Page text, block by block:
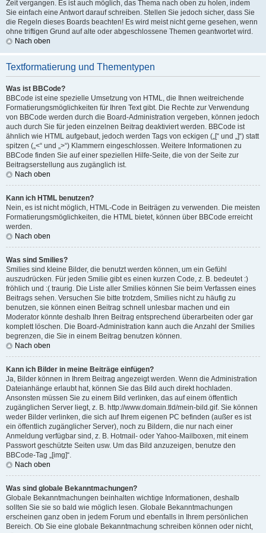
Zeit vergangen. Es ist auch möglich, das Thema nach oben zu holen, indem
Sie einfach eine Antwort darauf schreiben. Stellen Sie jedoch sicher, dass Sie
die Regeln dieses Boards beachten! Es wird meist nicht gerne gesehen, wenn
ohne triftigen Grund auf alte oder abgeschlossene Themen geantwortet wird.
Nach oben
Textformatierung und Thementypen
Was ist BBCode?
BBCode ist eine spezielle Umsetzung von HTML, die Ihnen weitreichende
Formatierungsmöglichkeiten für Ihren Text gibt. Die Rechte zur Verwendung
von BBCode werden durch die Board-Administration vergeben, können jedoch
auch durch Sie für jeden einzelnen Beitrag deaktiviert werden. BBCode ist
ähnlich wie HTML aufgebaut, jedoch werden Tags von eckigen („[“ und „]“) statt
spitzen („<“ und „>“) Klammern eingeschlossen. Weitere Informationen zu
BBCode finden Sie auf einer speziellen Hilfe-Seite, die von der Seite zur
Beitragserstellung aus zugänglich ist.
Nach oben
Kann ich HTML benutzen?
Nein, es ist nicht möglich, HTML-Code in Beiträgen zu verwenden. Die meisten
Formatierungsmöglichkeiten, die HTML bietet, können über BBCode erreicht
werden.
Nach oben
Was sind Smilies?
Smilies sind kleine Bilder, die benutzt werden können, um ein Gefühl
auszudrücken. Für jeden Smilie gibt es einen kurzen Code, z. B. bedeutet :)
fröhlich und :( traurig. Die Liste aller Smilies können Sie beim Verfassen eines
Beitrags sehen. Versuchen Sie bitte trotzdem, Smilies nicht zu häufig zu
benutzen, sie können einen Beitrag schnell unlesbar machen und ein
Moderator könnte deshalb Ihren Beitrag entsprechend überarbeiten oder gar
komplett löschen. Die Board-Administration kann auch die Anzahl der Smilies
begrenzen, die Sie in einem Beitrag benutzen können.
Nach oben
Kann ich Bilder in meine Beiträge einfügen?
Ja, Bilder können in Ihrem Beitrag angezeigt werden. Wenn die Administration
Dateianhänge erlaubt hat, können Sie das Bild auch direkt hochladen.
Ansonsten müssen Sie zu einem Bild verlinken, das auf einem öffentlich
zugänglichen Server liegt, z. B. http://www.domain.tld/mein-bild.gif. Sie können
weder Bilder verlinken, die sich auf Ihrem eigenen PC befinden (außer es ist
ein öffentlich zugänglicher Server), noch zu Bildern, die nur nach einer
Anmeldung verfügbar sind, z. B. Hotmail- oder Yahoo-Mailboxen, mit einem
Passwort geschützte Seiten usw. Um das Bild anzuzeigen, benutze den
BBCode-Tag „[img]“.
Nach oben
Was sind globale Bekanntmachungen?
Globale Bekanntmachungen beinhalten wichtige Informationen, deshalb
sollten Sie sie so bald wie möglich lesen. Globale Bekanntmachungen
erscheinen ganz oben in jedem Forum und ebenfalls in Ihrem persönlichen
Bereich. Ob Sie eine globale Bekanntmachung schreiben können oder nicht,